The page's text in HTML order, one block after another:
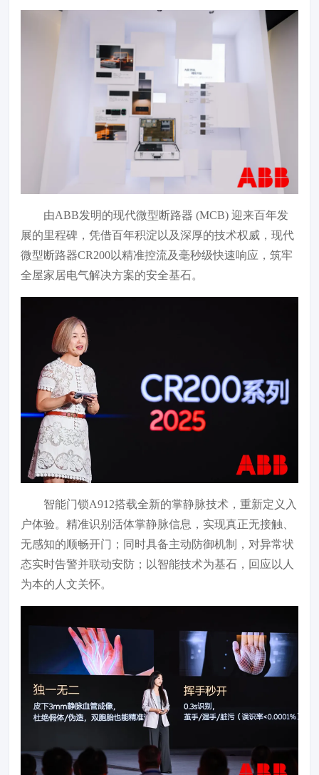
由ABB发明的现代微型断路器 (MCB) 迎来百年发
展的里程碑，凭借百年积淀以及深厚的技术权威，现代
微型断路器CR200以精准控流及毫秒级快速响应，筑牢
全屋家居电气解决方案的安全基石。
智能门锁A912搭载全新的掌静脉技术，重新定义入
户体验。精准识别活体掌静脉信息，实现真正无接触、
无感知的顺畅开门；同时具备主动防御机制，对异常状
态实时告警并联动安防；以智能技术为基石，回应以人
为本的人文关怀。